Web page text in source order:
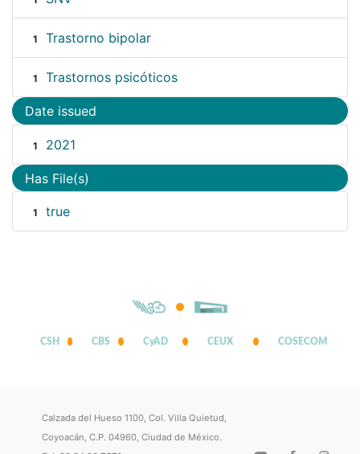
1 Trastorno bipolar
1 Trastornos psicóticos
Date issued
1 2021
Has File(s)
1 true
CSH CBS CyAD CEUX COSECOM
Calzada del Hueso 1100, Col. Villa Quietud,
Coyoacán, C.P. 04960, Ciudad de México.